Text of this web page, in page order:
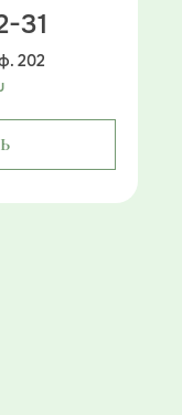
31
202